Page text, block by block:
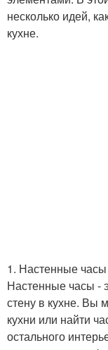
несколько идей,
кухне.
1. Настенные часы
Настенные часы -
стену в кухне. Вы
кухни или найти
остального